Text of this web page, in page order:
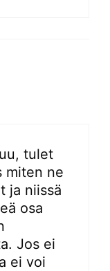
tulet
miten ne
ja niissä
osa
Jos ei
ei voi